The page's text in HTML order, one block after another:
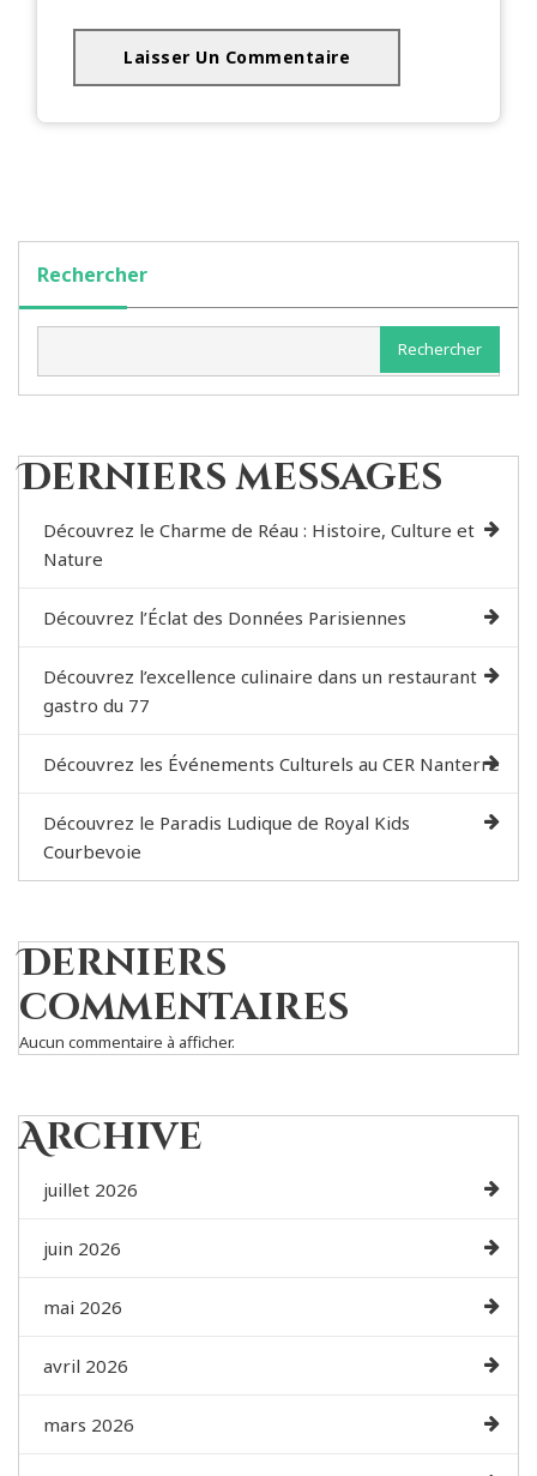
Rechercher
Rechercher
Derniers messages
Découvrez le Charme de Réau : Histoire, Culture et
Nature
Découvrez l’Éclat des Données Parisiennes
Découvrez l’excellence culinaire dans un restaurant
gastro du 77
Découvrez les Événements Culturels au CER Nanterre
Découvrez le Paradis Ludique de Royal Kids
Courbevoie
Derniers
commentaires
Aucun commentaire à afficher.
Archive
juillet 2026
juin 2026
mai 2026
avril 2026
mars 2026